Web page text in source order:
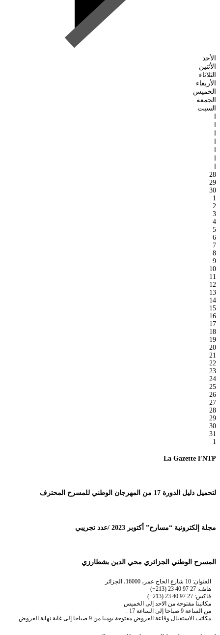
الأحد
الأثنين
الثلاثاء
الأربعاء
الخميس
الجمعة
السبت
ا
ا
ا
ا
ا
ا
ا
28
29
30
1
2
3
4
5
6
7
8
9
10
11
12
13
14
15
16
17
18
19
20
21
22
23
24
25
26
27
28
29
30
31
1
La Gazette FNTP
لتحميل دليل الدورة 17 من المهرجان الوطني للمسرح المحترف
مجلة إلكترونية “مسارح” أكتوبر 2023 /عدد تجريبي
المسرح الوطني الجزائري محي الدين بشطارزي
العنوان: 10 شارع الحاج عمر، 16000، الجزائر
هاتف: 27 97 40 23 (213+)
فاكس: 27 97 40 23 (213+)
مكاتبنا مفتوحة من الاحد إلى الخميس
من الساعة 9 صباحا إلى الساعة 17 .
مكاتب الاستقبال وقاعة العروض مفتوحة يوميا من 9 صباحا إلى غاية نهاية العروض.